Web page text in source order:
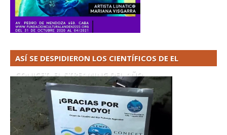
ASÍ SE DESPIDIERON LOS CIENTÍFICOS DE EL
CONICET. EL STREAMING DEL AÑO